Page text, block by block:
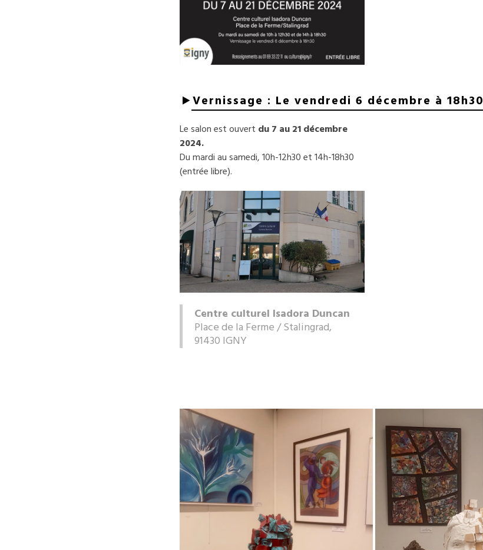
Vernissage : Le vendredi 6 décembre à 18h30
Le salon est ouvert du 7 au 21 décembre
2024.
Du mardi au samedi, 10h-12h30 et 14h-18h30
(entrée libre).
Centre culturel Isadora Duncan
Place de la Ferme / Stalingrad,
91430 IGNY